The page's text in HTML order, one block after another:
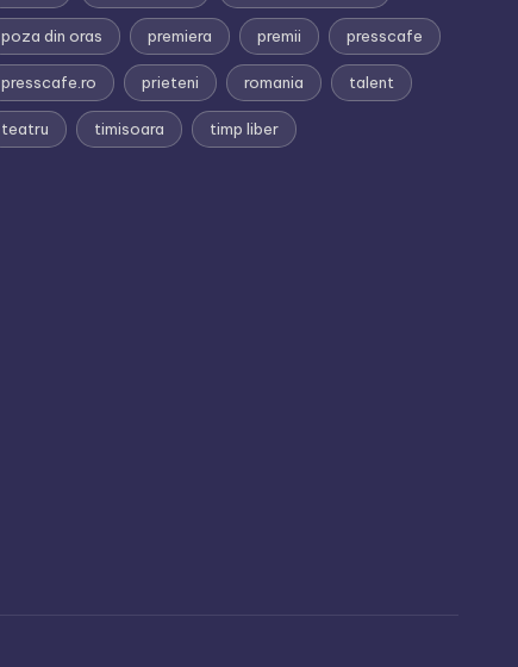
poza din oras premiera premii presscafe
presscafe.ro prieteni romania talent
teatru timisoara timp liber